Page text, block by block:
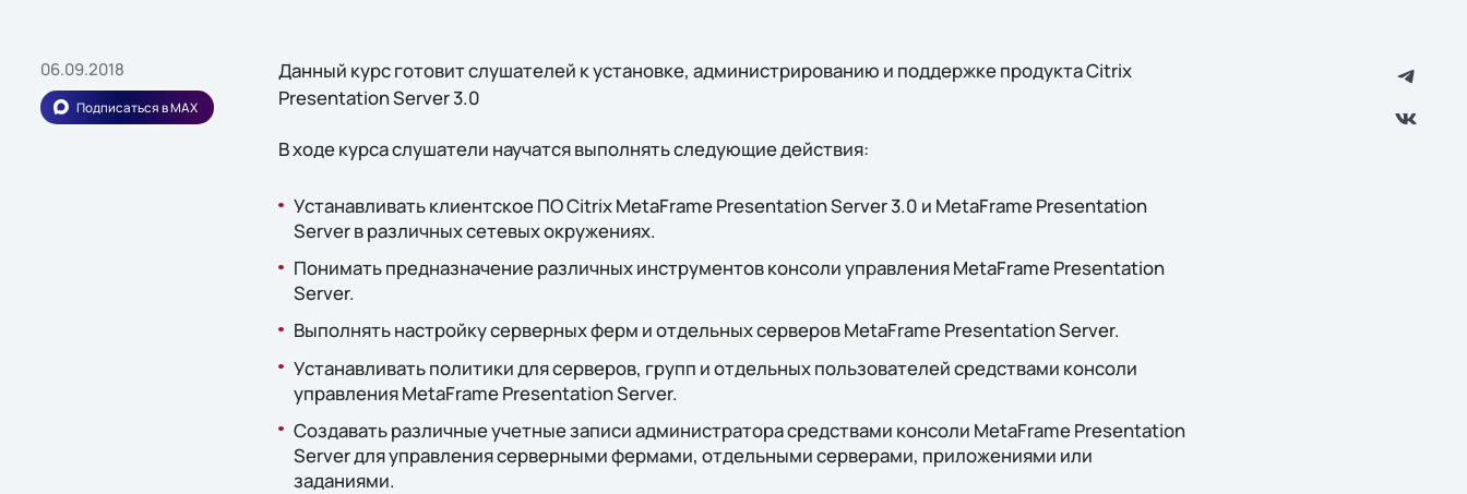
06.09.2018
Подписаться в MAX
Данный курс готовит слушателей к установке, администрированию и поддержке продукта Citrix
Presentation Server 3.0
В ходе курса слушатели научатся выполнять следующие действия:
Устанавливать клиентское ПО Citrix MetaFrame Presentation Server 3.0 и MetaFrame Presentation
Server в различных сетевых окружениях.
Понимать предназначение различных инструментов консоли управления MetaFrame Presentation
Server.
Выполнять настройку серверных ферм и отдельных серверов MetaFrame Presentation Server.
Устанавливать политики для серверов, групп и отдельных пользователей средствами консоли
управления MetaFrame Presentation Server.
Создавать различные учетные записи администратора средствами консоли MetaFrame Presentation
Server для управления серверными фермами, отдельными серверами, приложениями или
заданиями.